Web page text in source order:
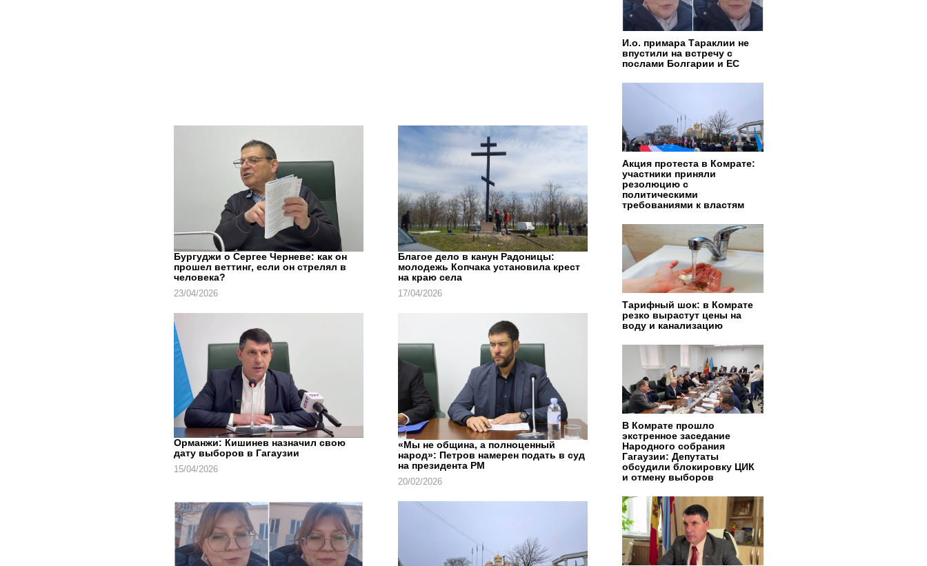
Бургуджи о Сергее Черневе: как он
прошел веттинг, если он стрелял в
человека?
23/04/2026
Благое дело в канун Радоницы:
молодежь Копчака установила крест
на краю села
17/04/2026
Орманжи: Кишинев назначил свою
дату выборов в Гагаузии
15/04/2026
«Мы не община, а полноценный
народ»: Петров намерен подать в суд
на президента РМ
20/02/2026
И.о. примара Тараклии не
впустили на встречу с
послами Болгарии и ЕС
Акция протеста в Комрате:
участники приняли
резолюцию с
политическими
требованиями к властям
Тарифный шок: в Комрате
резко вырастут цены на
воду и канализацию
В Комрате прошло
экстренное заседание
Народного собрания
Гагаузии: Депутаты
обсудили блокировку ЦИК
и отмену выборов